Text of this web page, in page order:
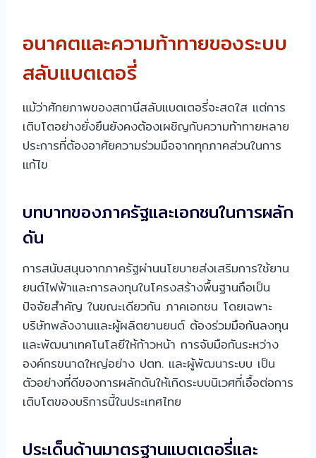
อนาคตและความท้าทายของระบบ
สลับแบตเตอรี่
แม้ว่าศักยภาพของสถานีสลับแบตเตอรี่จะสดใส แต่การ
เติบโตอย่างยั่งยืนยังคงต้องเผชิญกับความท้าทายหลาย
ประการที่ต้องอาศัยความร่วมมือจากทุกภาคส่วนในการ
แก้ไข
บทบาทของภาครัฐและเอกชนในการผลัก
ดัน
การสนับสนุนจากภาครัฐผ่านนโยบายส่งเสริมการใช้ยาน
ยนต์ไฟฟ้าและการลงทุนในโครงสร้างพื้นฐานถือเป็น
ปัจจัยสำคัญ ในขณะเดียวกัน ภาคเอกชน โดยเฉพาะ
บริษัทพลังงานและผู้ผลิตยานยนต์ ต้องร่วมมือกันลงทุน
และพัฒนาเทคโนโลยีให้ก้าวหน้า การจับมือกันระหว่าง
องค์กรขนาดใหญ่อย่าง ปตท. และผู้พัฒนาระบบ เป็น
ตัวอย่างที่ดีของการผลักดันให้เกิดระบบนิเวศที่เอื้อต่อการ
เติบโตของบริการนี้ในประเทศไทย
ประเด็นด้านมาตรฐานแบตเตอรี่และ